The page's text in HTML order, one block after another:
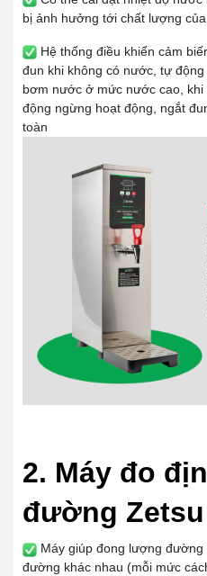
bị ảnh hưởng tới chất lượng
Hệ thống điều khiển cảm
đun khi không có nước, tự
bơm nước ở mức nước cao,
động ngừng hoạt động, ngắt
toàn
2. Máy đo
đường Zetsu
Máy giúp đong lượng
đường khác nhau (mỗi mức